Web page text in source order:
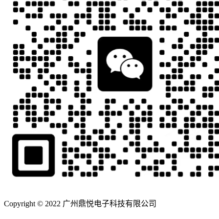
Copyright © 2022 广州鼎悦电子科技有限公司